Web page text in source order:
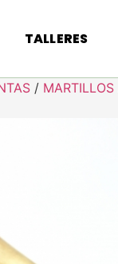
TALLERES
/ MARTILLOS